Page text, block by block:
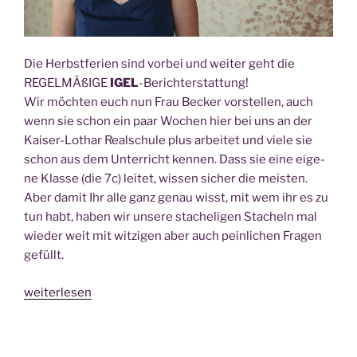
Die Herbst­fe­ri­en sind vor­bei und wei­ter geht die
REGEL­MÄ­ßI­GE IGEL-Bericht­erstat­tung!
Wir möch­ten euch nun Frau Becker vor­stel­len, auch
wenn sie schon ein paar Wochen hier bei uns an der
Kai­ser-Lothar Real­schu­le plus arbei­tet und vie­le sie
schon aus dem Unter­richt ken­nen. Dass sie eine eige­
ne Klas­se (die 7c) lei­tet, wis­sen sicher die meisten.
Aber damit Ihr alle ganz genau wisst, mit wem ihr es zu
tun habt, haben wir unse­re sta­che­li­gen Sta­cheln mal
wie­der weit mit wit­zi­gen aber auch pein­li­chen Fra­gen
gefüllt.
„Frau
weiterlesen